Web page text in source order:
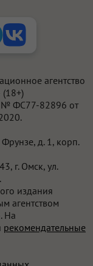
агентство
№ ФС77-82896 от
д. 1, корп.
г. Омск, ул.
издания
агентством
На
рекомендательные